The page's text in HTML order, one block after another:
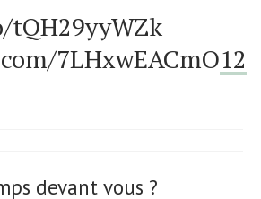
7LHxwEACmO12
devant vous ?